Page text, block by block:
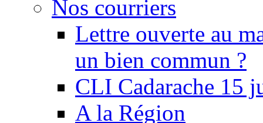
Nos courriers
Lettre ouverte au
un bien commun ?
CLI Cadarache 15
A la Région